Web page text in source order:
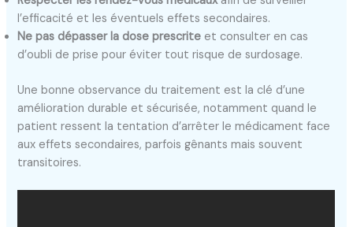
l’efficacité et les éventuels effets secondaires.
Ne pas dépasser la dose prescrite et consulter en cas
d’oubli de prise pour éviter tout risque de surdosage.
Une bonne observance du traitement est la clé d’une
amélioration durable et sécurisée, notamment quand le
patient ressent la tentation d’arrêter le médicament face
aux effets secondaires, parfois gênants mais souvent
transitoires.